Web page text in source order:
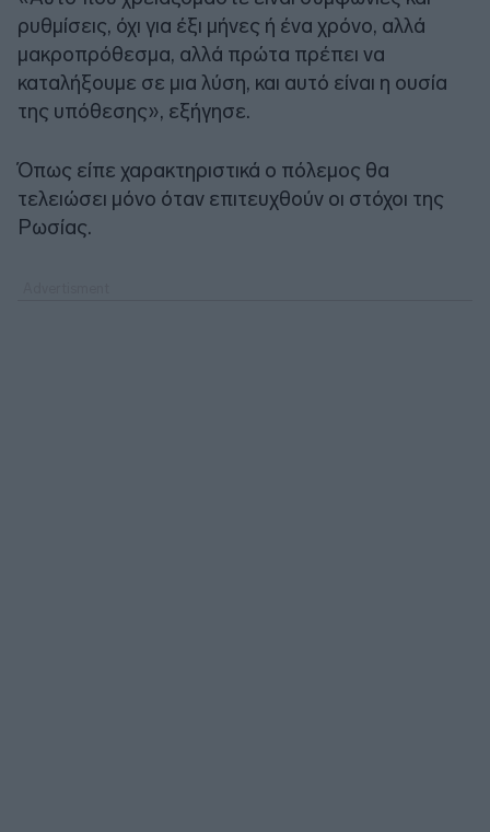
ρυθμίσεις, όχι για έξι μήνες ή ένα χρόνο, αλλά
μακροπρόθεσμα, αλλά πρώτα πρέπει να
καταλήξουμε σε μια λύση, και αυτό είναι η ουσία
της υπόθεσης», εξήγησε.
Όπως είπε χαρακτηριστικά ο πόλεμος θα
τελειώσει μόνο όταν επιτευχθούν οι στόχοι της
Ρωσίας.